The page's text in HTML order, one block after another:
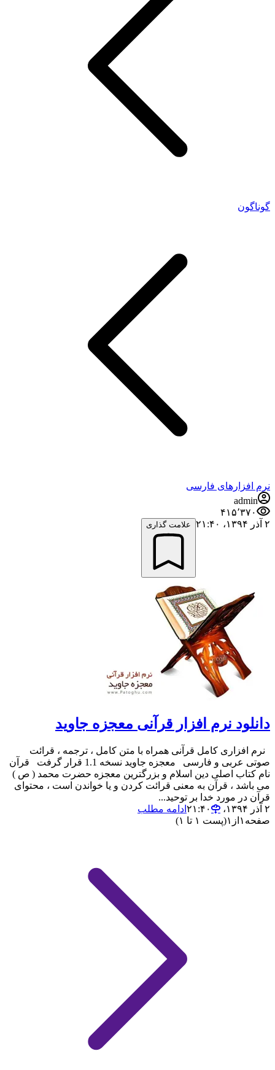
گوناگون
نرم افزارهای فارسی
admin
۴۱۵٬۳۷۰
۲ آذر ۱۳۹۴،‏ ۲۱:۴۰
علامت گذاری
دانلود نرم افزار قرآنی معجزه جاوید
نرم افزاری کامل قرآنی همراه با متن کامل ، ترجمه ، قرائت
صوتی عربی و فارسی معجزه جاوید نسخه 1.1 قرار گرفت قرآن
نام کتاب اصلی دین اسلام و بزرگترین معجزه حضرت محمد ( ص )
می باشد ، قرآن به معنی قرائت کردن و یا خواندن است ، محتوای
قرآن در مورد خدا بر توحید...
۲ آذر ۱۳۹۴،‏ ۲۱:۴۰
ادامه مطلب
صفحه ۱ از ۱(پست ۱ تا ۱)